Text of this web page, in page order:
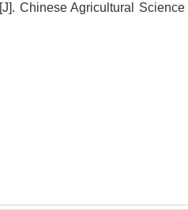
[J]. Chinese Agricultural Science